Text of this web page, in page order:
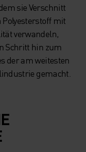
sie Verschnitt
Polyesterstoff mit
verwandeln,
Schritt hin zum
der am weitesten
gemacht.